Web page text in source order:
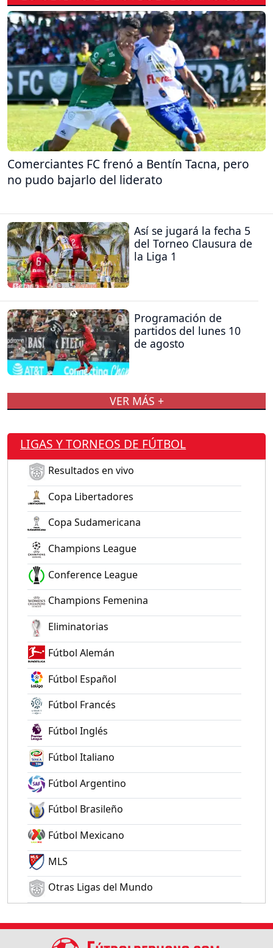
Comerciantes FC frenó a Bentín Tacna, pero
no pudo bajarlo del liderato
Así se jugará la fecha 5
del Torneo Clausura de
la Liga 1
Programación de
partidos del lunes 10
de agosto
VER MÁS +
LIGAS Y TORNEOS DE FÚTBOL
Resultados en vivo
Copa Libertadores
Copa Sudamericana
Champions League
Conference League
Champions Femenina
Eliminatorias
Fútbol Alemán
Fútbol Español
Fútbol Francés
Fútbol Inglés
Fútbol Italiano
Fútbol Argentino
Fútbol Brasileño
Fútbol Mexicano
MLS
Otras Ligas del Mundo